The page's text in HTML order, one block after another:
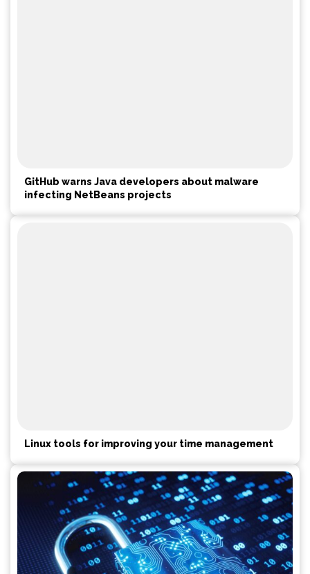
GitHub warns Java developers about malware
infecting NetBeans projects
Linux tools for improving your time management